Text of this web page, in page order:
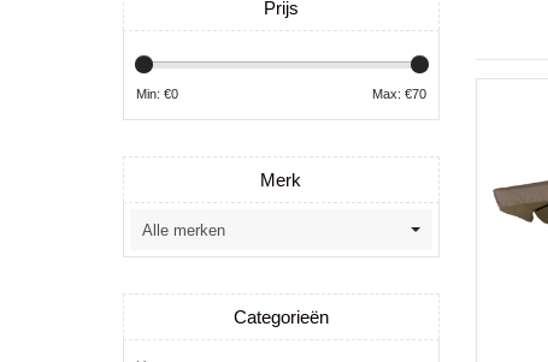
Prijs
Min: €0 Max: €70
Merk
Categorieën